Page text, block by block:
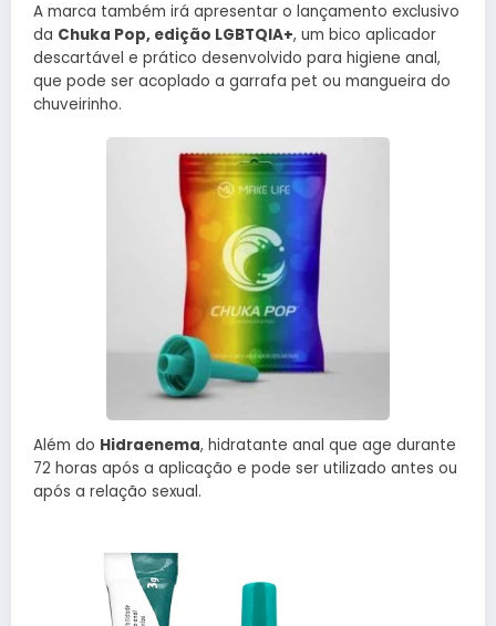
A marca também irá apresentar o lançamento exclusivo
da Chuka Pop, edição LGBTQIA+, um bico aplicador
descartável e prático desenvolvido para higiene anal,
que pode ser acoplado a garrafa pet ou mangueira do
chuveirinho.
Além do Hidraenema, hidratante anal que age durante
72 horas após a aplicação e pode ser utilizado antes ou
após a relação sexual.